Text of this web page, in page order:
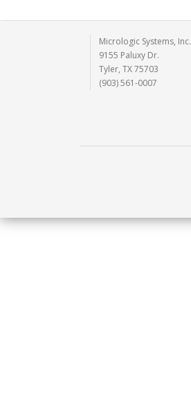
Micrologic Systems, Inc.
9155 Paluxy Dr.
Tyler, TX 75703
(903) 561-0007